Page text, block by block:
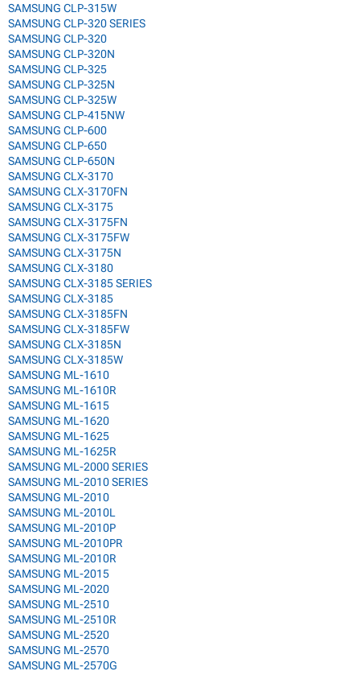
SAMSUNG CLP-315W
SAMSUNG CLP-320 SERIES
SAMSUNG CLP-320
SAMSUNG CLP-320N
SAMSUNG CLP-325
SAMSUNG CLP-325N
SAMSUNG CLP-325W
SAMSUNG CLP-415NW
SAMSUNG CLP-600
SAMSUNG CLP-650
SAMSUNG CLP-650N
SAMSUNG CLX-3170
SAMSUNG CLX-3170FN
SAMSUNG CLX-3175
SAMSUNG CLX-3175FN
SAMSUNG CLX-3175FW
SAMSUNG CLX-3175N
SAMSUNG CLX-3180
SAMSUNG CLX-3185 SERIES
SAMSUNG CLX-3185
SAMSUNG CLX-3185FN
SAMSUNG CLX-3185FW
SAMSUNG CLX-3185N
SAMSUNG CLX-3185W
SAMSUNG ML-1610
SAMSUNG ML-1610R
SAMSUNG ML-1615
SAMSUNG ML-1620
SAMSUNG ML-1625
SAMSUNG ML-1625R
SAMSUNG ML-2000 SERIES
SAMSUNG ML-2010 SERIES
SAMSUNG ML-2010
SAMSUNG ML-2010L
SAMSUNG ML-2010P
SAMSUNG ML-2010PR
SAMSUNG ML-2010R
SAMSUNG ML-2015
SAMSUNG ML-2020
SAMSUNG ML-2510
SAMSUNG ML-2510R
SAMSUNG ML-2520
SAMSUNG ML-2570
SAMSUNG ML-2570G